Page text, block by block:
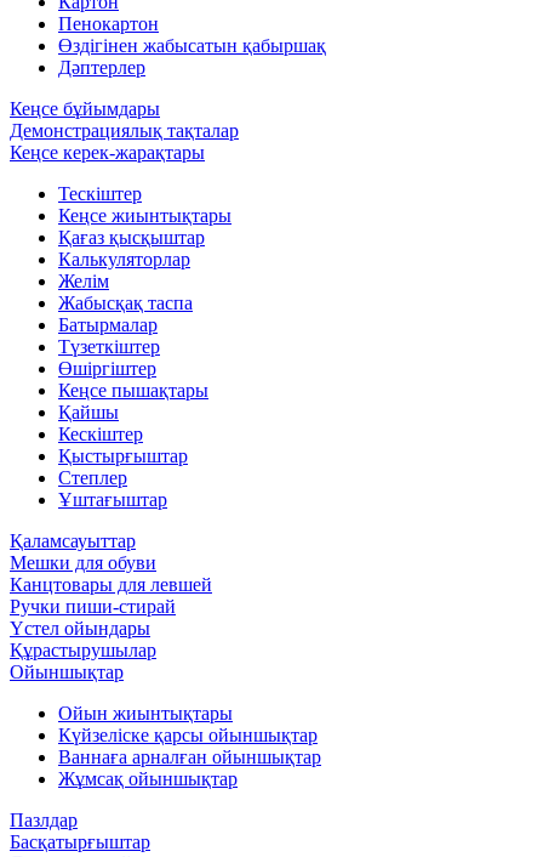
Пенокартон
Өздігінен жабысатын қабыршақ
Дәптерлер
Кеңсе бұйымдары
Демонстрациялық тақталар
Кеңсе керек-жарақтары
Тескіштер
Кеңсе жиынтықтары
Қағаз қысқыштар
Калькуляторлар
Желім
Жабысқақ таспа
Батырмалар
Түзеткіштер
Өшіргіштер
Кеңсе пышақтары
Қайшы
Кескіштер
Қыстырғыштар
Степлер
Ұштағыштар
Қаламсауыттар
Мешки для обуви
Канцтовары для левшей
Ручки пиши-стирай
Үстел ойындары
Құрастырушылар
Ойыншықтар
Ойын жиынтықтары
Күйзеліске қарсы ойыншықтар
Ваннаға арналған ойыншықтар
Жұмсақ ойыншықтар
Пазлдар
Басқатырғыштар